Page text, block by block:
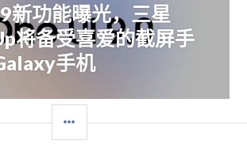
新功能曝光，三星
将备受喜爱的截屏手
手机
栏